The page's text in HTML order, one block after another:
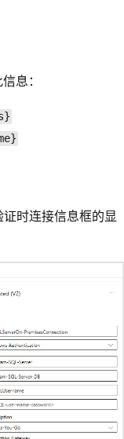
息：
证时连接信息框的显